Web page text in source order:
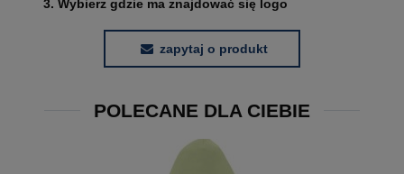
3. Wybierz gdzie ma znajdować się logo
zapytaj o produkt
POLECANE DLA CIEBIE